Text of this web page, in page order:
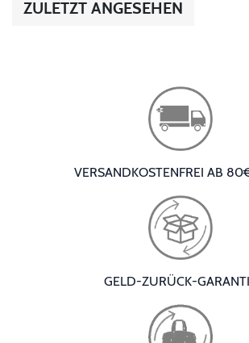
ZULETZT ANGESEHEN
VERSANDKOSTENFREI AB
GELD-ZURÜCK-